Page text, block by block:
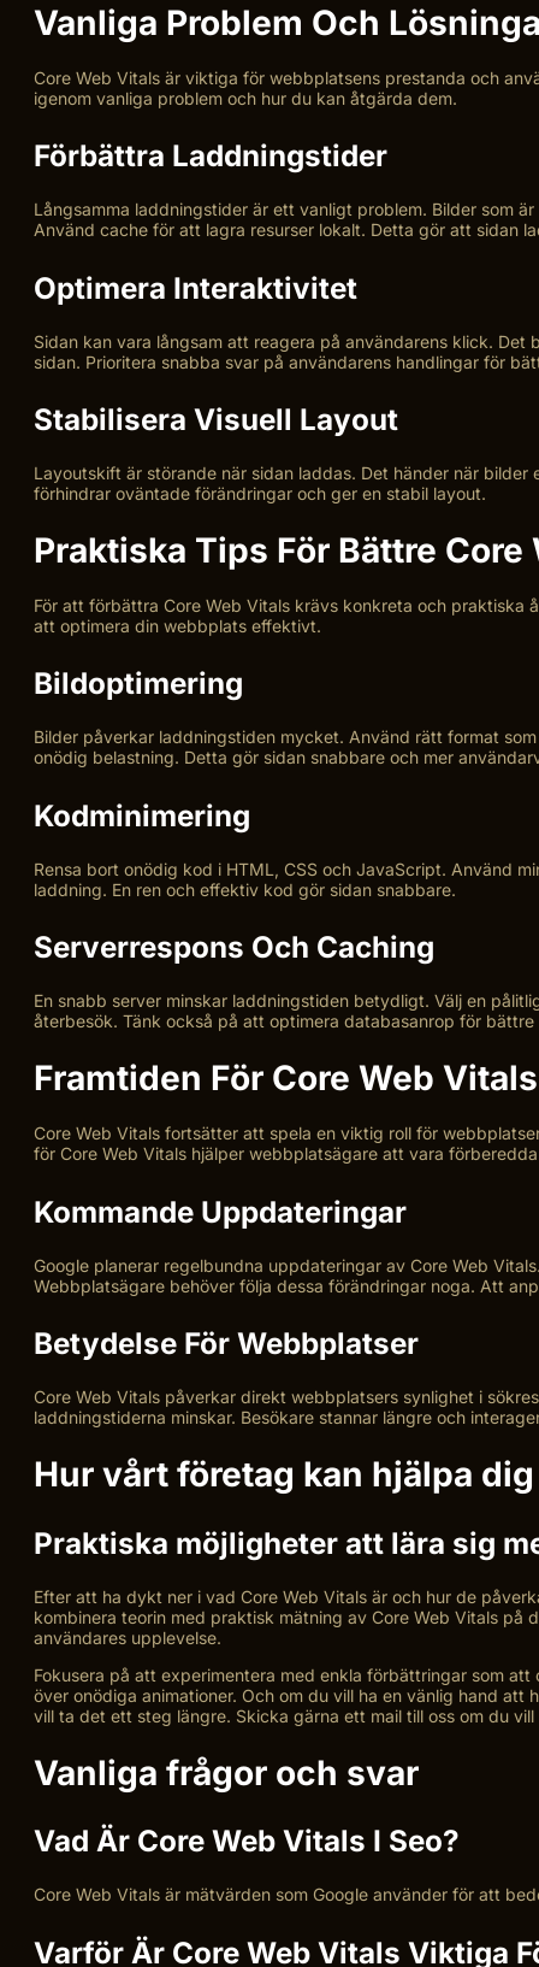
Vanliga Problem Och
Core Web Vitals är viktiga för webbplatsens prestanda och
igenom vanliga problem och hur du kan åtgärda dem.
Förbättra Laddningstider
Långsamma laddningstider är ett vanligt problem. Bilder som
Använd cache för att lagra resurser lokalt. Detta gör att sidan
Optimera Interaktivitet
Sidan kan vara långsam att reagera på användarens klick.
sidan. Prioritera snabba svar på användarens handlingar för
Stabilisera Visuell Layout
Layoutskift är störande när sidan laddas. Det händer när
förhindrar oväntade förändringar och ger en stabil layout.
Praktiska Tips För Bättre Core
För att förbättra Core Web Vitals krävs konkreta och
att optimera din webbplats effektivt.
Bildoptimering
Bilder påverkar laddningstiden mycket. Använd rätt format
onödig belastning. Detta gör sidan snabbare och mer
Kodminimering
Rensa bort onödig kod i HTML, CSS och JavaScript. Använd
laddning. En ren och effektiv kod gör sidan snabbare.
Serverrespons Och Caching
En snabb server minskar laddningstiden betydligt. Välj en
återbesök. Tänk också på att optimera databasanrop för
Framtiden För Core Web Vitals
Core Web Vitals fortsätter att spela en viktig roll för
för Core Web Vitals hjälper webbplatsägare att vara
Kommande Uppdateringar
Google planerar regelbundna uppdateringar av Core Web
Webbplatsägare behöver följa dessa förändringar noga. Att
Betydelse För Webbplatser
Core Web Vitals påverkar direkt webbplatsers synlighet i
laddningstiderna minskar. Besökare stannar längre och
Hur vårt företag kan hjälpa
Praktiska möjligheter att lära sig
Efter att ha dykt ner i vad Core Web Vitals är och hur de
kombinera teorin med praktisk mätning av Core Web Vitals
användares upplevelse.
Fokusera på att experimentera med enkla förbättringar som
över onödiga animationer. Och om du vill ha en vänlig hand
vill ta det ett steg längre. Skicka gärna ett mail till oss om du
Vanliga frågor och svar
Vad Är Core Web Vitals I Seo?
Core Web Vitals är mätvärden som Google använder för att
Varför Är Core Web Vitals Viktiga